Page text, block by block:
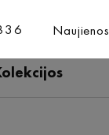
Naujienos